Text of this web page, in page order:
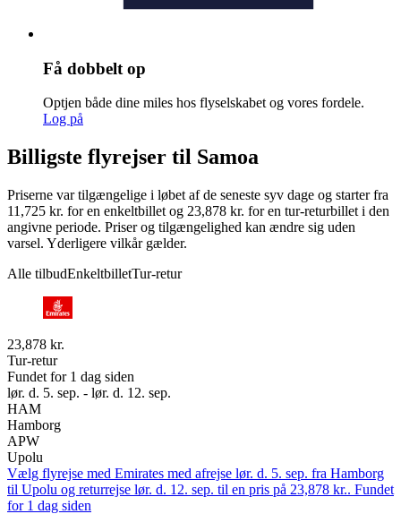
Få dobbelt op
Optjen både dine miles hos flyselskabet og vores fordele.
Log på
Billigste flyrejser til Samoa
Priserne var tilgængelige i løbet af de seneste syv dage og starter fra
11,725 kr. for en enkeltbillet og 23,878 kr. for en tur-returbillet i den
angivne periode. Priser og tilgængelighed kan ændre sig uden
varsel. Yderligere vilkår gælder.
Alle tilbudEnkeltbilletTur-retur
23,878 kr.
Tur-retur
Fundet for 1 dag siden
lør. d. 5. sep. - lør. d. 12. sep.
HAM
Hamborg
APW
Upolu
Vælg flyrejse med Emirates med afrejse lør. d. 5. sep. fra Hamborg
til Upolu og returrejse lør. d. 12. sep. til en pris på 23,878 kr.. Fundet
for 1 dag siden